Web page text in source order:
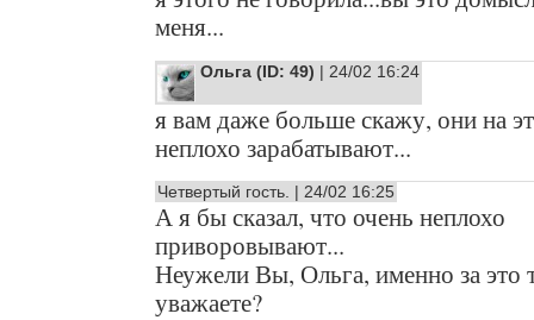
меня...
Ольга (ID: 49) | 24/02 16:24
я вам даже больше скажу, они на
неплохо зарабатывают...
Четвертый гость. | 24/02 16:25
А я бы сказал, что очень неплохо
приворовывают...
Неужели Вы, Ольга, именно за это
уважаете?